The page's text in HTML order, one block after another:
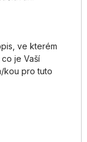
ve kterém
je Vaší
kou pro tuto